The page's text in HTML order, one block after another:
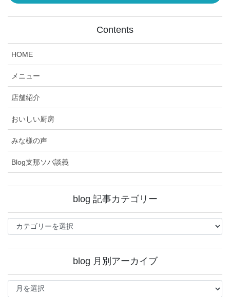
Contents
HOME
メニュー
店舗紹介
おいしい厨房
みな様の声
Blog支那ソバ談義
blog 記事カテゴリー
blog
記
ゴ
blog 月別アーカイブ
blog